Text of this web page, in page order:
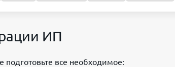
ИП
все необходимое: